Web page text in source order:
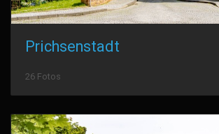
Prichsenstadt
26 Fotos